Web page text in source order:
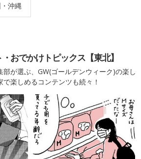
沖縄
おでかけトピックス【東北】
部が選ぶ、GW(ゴールデンウィーク)の楽し
楽しめるコンテンツも続々！